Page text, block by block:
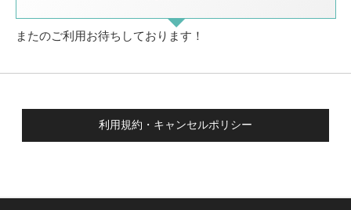
またのご利用お待ちしております！
利用規約・キャンセルポリシー